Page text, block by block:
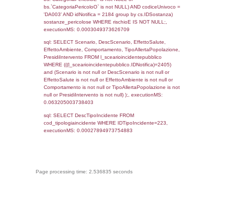
sql: SELECT
reg_f_territori_limitrofi.Direzione,
_limitrofi.DescAltro FROM
JOIN cod_territori_tipologia ON
(reg_f_territori_limitrofi.IDTipologiaTerritorio =
cod_territori_tipologia.IDTipologiaTerritorio)
cod_territori_tipologia.IDTerritorioTP)
sql: SELECT f_territori_limitrofi.Distanza,